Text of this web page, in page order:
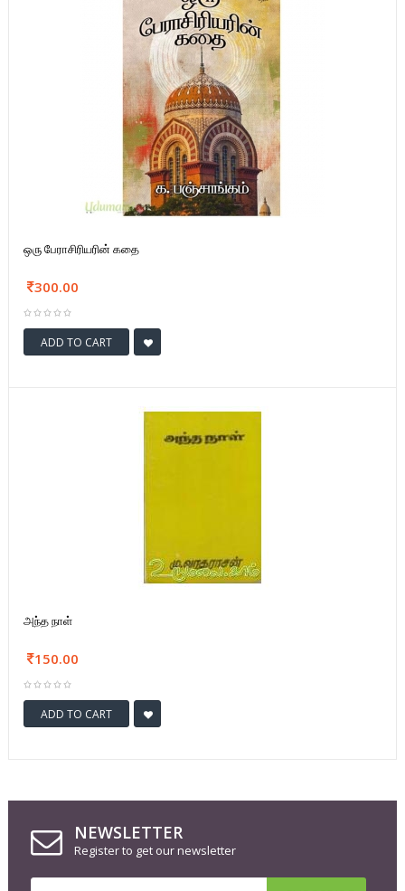
ஒரு பேராசிரியரின் கதை
300.00
ADD TO CART
அந்த நாள்
150.00
ADD TO CART
NEWSLETTER
Register to get our newsletter